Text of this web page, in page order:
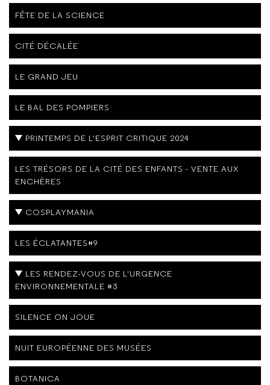
FÊTE DE LA SCIENCE
CITÉ DÉCALÉE
LE GRAND JEU
LE BAL DES POMPIERS
PRINTEMPS DE L'ESPRIT CRITIQUE 2024
LES TRÉSORS DE LA CITÉ DES ENFANTS - VENTE AUX
ENCHÈRES
COSPLAYMANIA
LES ÉCLATANTES#9
LES RENDEZ-VOUS DE L'URGENCE
ENVIRONNEMENTALE #3
SILENCE ON JOUE
NUIT EUROPÉENNE DES MUSÉES
BOTANICA